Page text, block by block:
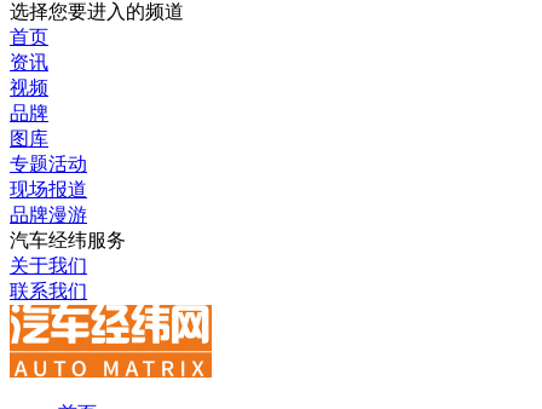
选择您要进入的频道
首页
资讯
视频
品牌
图库
专题活动
现场报道
品牌漫游
汽车经纬服务
关于我们
联系我们